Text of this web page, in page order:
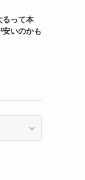
るって本
安いのかも